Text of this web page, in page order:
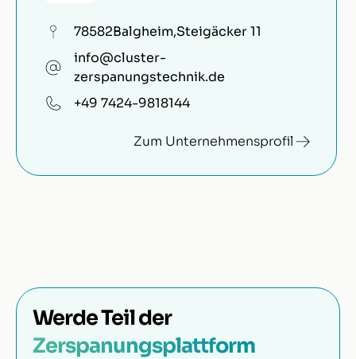
78582Balgheim,Steigäcker 11
info@cluster-
zerspanungstechnik.de
+49 7424-9818144
Zum Unternehmensprofil
Werde Teil der
Zerspanungsplattform